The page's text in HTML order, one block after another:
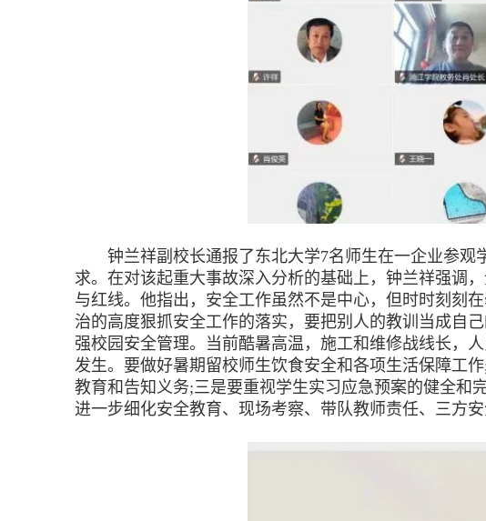
钟兰祥副校长通报了东北大学7名师生在一企业参观
求。在对该起重大事故深入分析的基础上，钟兰祥强调
与红线。他指出，安全工作虽然不是中心，但时时刻刻
治的高度狠抓安全工作的落实，要把别人的教训当成自
强校园安全管理。当前酷暑高温，施工和维修战线长，
发生。要做好暑期留校师生饮食安全和各项生活保障工
教育和告知义务;三是要重视学生实习应急预案的健全和
进一步细化安全教育、现场考察、带队教师责任、三方安